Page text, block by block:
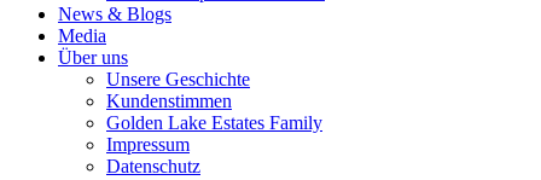
News & Blogs
Media
Über uns
Unsere Geschichte
Kundenstimmen
Golden Lake Estates Family
Impressum
Datenschutz